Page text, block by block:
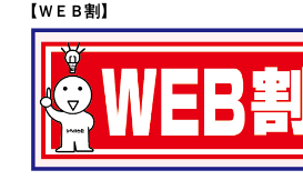
企業安全運転研修
教習生ページ
【ＷＥＢ割】